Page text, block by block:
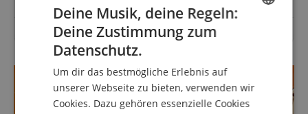
Zu diesem Artikel wurden noch keine Fragen gestellt.
FRENCH
Deine Musik, deine Regeln:
Deine Zustimmung zum
Datenschutz.
Um dir das bestmögliche Erlebnis auf
unserer Webseite zu bieten, verwenden wir
Cookies. Dazu gehören essenzielle Cookies